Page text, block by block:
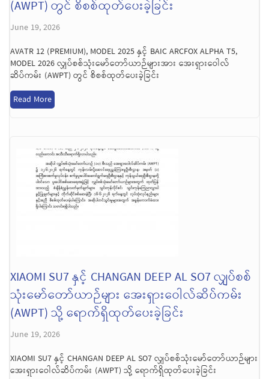
(AWPT) တွင် စိစစ်ထုတ်ပေးခဲ့ခြင်း
June 19, 2026
AVATR 12 (PREMIUM), MODEL 2025 နှင့် BAIC ARCFOX ALPHA T5,
MODEL 2026 လျှပ်စစ်သုံးမော်တော်ယာဉ်များအား အေးရှားဝေါလ်
ဆိပ်ကမ်း (AWPT) တွင် စိစစ်ထုတ်ပေးခဲ့ခြင်း
Read More
XIAOMI SU7 နှင့် CHANGAN DEEP AL SO7 လျှပ်စစ်
သုံးမော်တော်ယာဉ်များ အေးရှားဝေါလ်ဆိပ်ကမ်း
(AWPT) သို့ ရောက်ရှိထုတ်ပေးခဲ့ခြင်း
June 19, 2026
XIAOMI SU7 နှင့် CHANGAN DEEP AL SO7 လျှပ်စစ်သုံးမော်တော်ယာဉ်များ
အေးရှားဝေါလ်ဆိပ်ကမ်း (AWPT) သို့ ရောက်ရှိထုတ်ပေးခဲ့ခြင်း